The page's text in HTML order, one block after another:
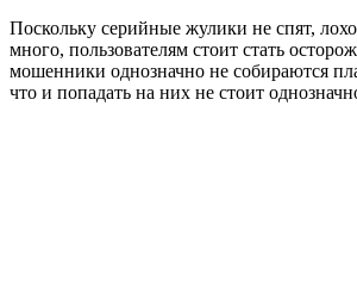
Поскольку серийные жулики не спят,
много, пользователям стоит стать
мошенники однозначно не собираются
что и попадать на них не стоит